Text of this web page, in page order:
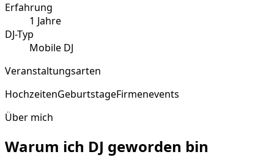
Erfahrung
1 Jahre
DJ-Typ
Mobile DJ
Veranstaltungsarten
HochzeitenGeburtstageFirmenevents
Über mich
Warum ich DJ geworden bin